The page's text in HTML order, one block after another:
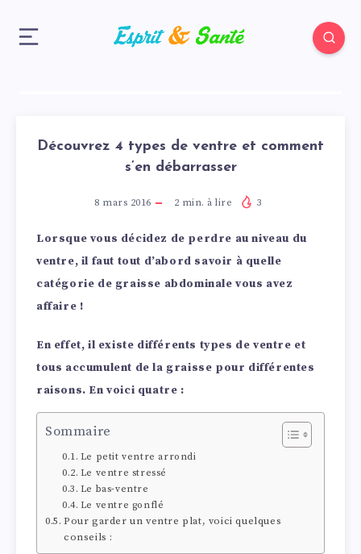
Découvrez 4 types de ventre et comment
s’en débarrasser
8 mars 2016 2 min. à lire 3
Lorsque vous décidez de perdre au niveau du
ventre, il faut tout d’abord savoir à quelle
catégorie de graisse abdominale vous avez
affaire !
En effet, il existe différents types de ventre et
tous accumulent de la graisse pour différentes
raisons. En voici quatre :
Sommaire
Le petit ventre arrondi
Le ventre stressé
Le bas-ventre
Le ventre gonflé
Pour garder un ventre plat, voici quelques
conseils :